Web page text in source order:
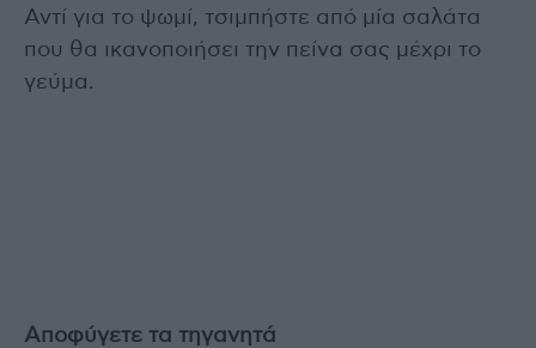
Αντί για το ψωμί, τσιμπήστε από μία σαλάτα
που θα ικανοποιήσει την πείνα σας μέχρι το
γεύμα.
Αποφύγετε τα τηγανητά